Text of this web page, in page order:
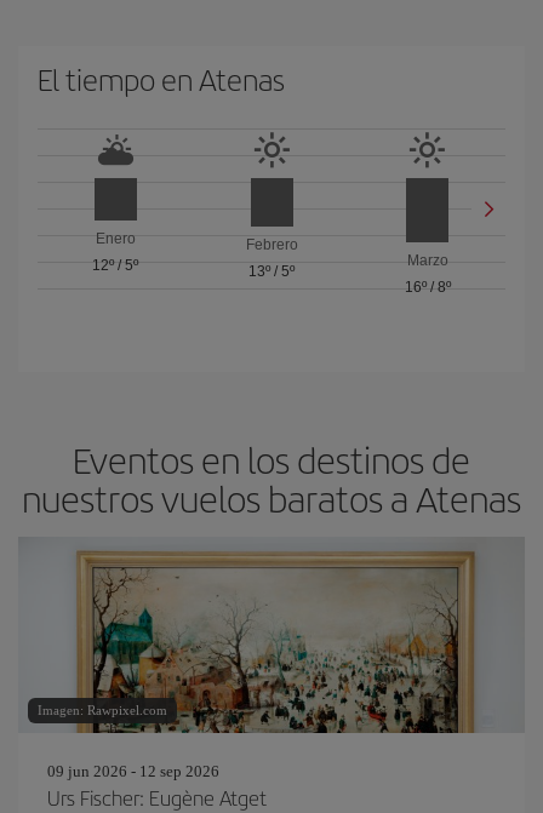
El tiempo en Atenas
Enero
12º/5º
Febrero
13º / 5º
Marzo
16º/ 8º
Eventos en los destinos de
nuestros vuelos baratos a Atenas
Imagen: Rawpixel.com
09 jun 2026 - 12 sep 2026
Urs Fischer: Eugène Atget